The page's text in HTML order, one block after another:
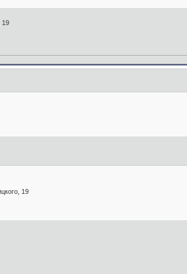
19
19